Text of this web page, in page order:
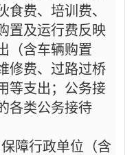
食费、培训费、
置及运行费反映
（含车辆购置
修费、过路过桥
等支出；公务接
各类公务接待
障行政单位（含